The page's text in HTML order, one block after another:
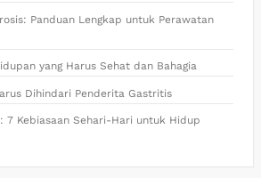
Panduan Lengkap untuk Perawatan
yang Harus Sehat dan Bahagia
Dihindari Penderita Gastritis
7 Kebiasaan Sehari-Hari untuk Hidup